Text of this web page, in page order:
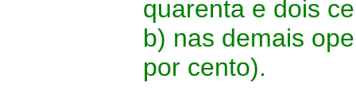
quarenta e dois
b) nas demais
por cento).